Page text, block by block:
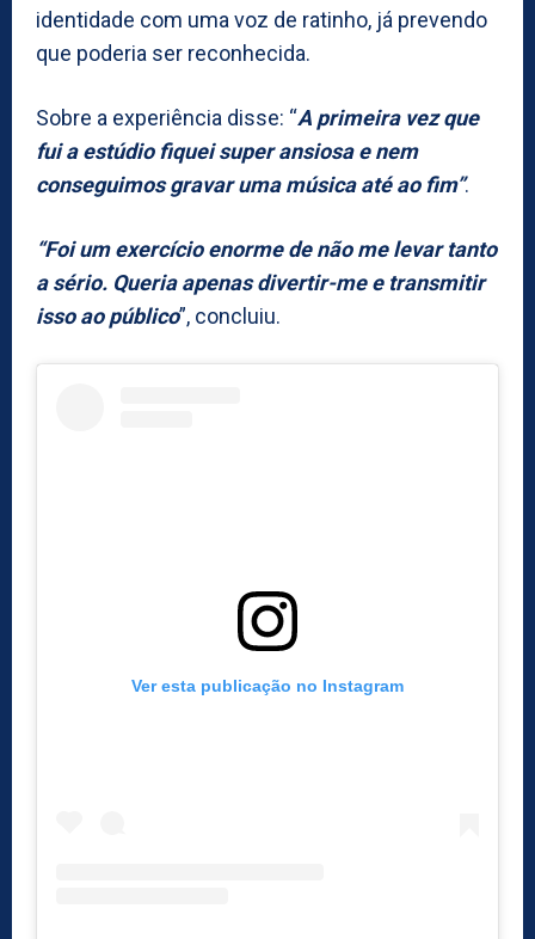
identidade com uma voz de ratinho, já prevendo
que poderia ser reconhecida.
Sobre a experiência disse: “A primeira vez que
fui a estúdio fiquei super ansiosa e nem
conseguimos gravar uma música até ao fim”.
“Foi um exercício enorme de não me levar tanto
a sério. Queria apenas divertir-me e transmitir
isso ao público”, concluiu.
Ver esta publicação no Instagram